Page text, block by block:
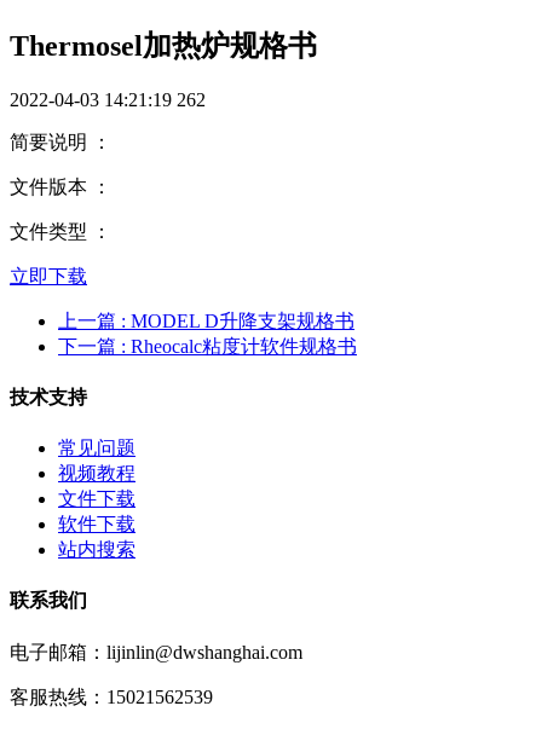
Thermosel加热炉规格书
2022-04-03 14:21:19 262
简要说明 ：
文件版本 ：
文件类型 ：
立即下载
上一篇 : MODEL D升降支架规格书
下一篇 : Rheocalc粘度计软件规格书
技术支持
常见问题
视频教程
文件下载
软件下载
站内搜索
联系我们
电子邮箱：lijinlin@dwshanghai.com
客服热线：15021562539